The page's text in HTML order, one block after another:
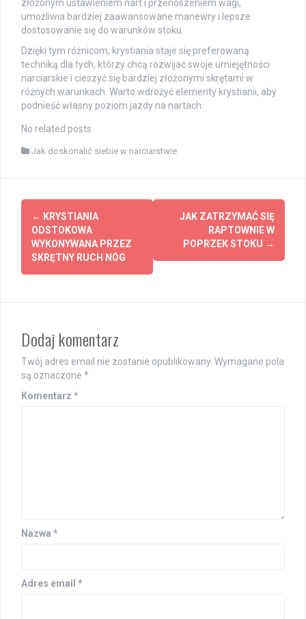
złożonym ustawieniem nart i przenoszeniem wagi,
umożliwia bardziej zaawansowane manewry i lepsze
dostosowanie się do warunków stoku.
Dzięki tym różnicom, krystiania staje się preferowaną
techniką dla tych, którzy chcą rozwijać swoje umiejętności
narciarskie i cieszyć się bardziej złożonymi skrętami w
różnych warunkach. Warto wdrożyć elementy krystianii, aby
podnieść własny poziom jazdy na nartach.
No related posts.
Jak doskonalić siebie w narciarstwie
Post
navigation
← KRYSTIANIA
ODSTOKOWA
WYKONYWANA PRZEZ
SKRĘTNY RUCH NÓG
JAK ZATRZYMAĆ SIĘ
RAPTOWNIE W
POPRZEK STOKU →
Dodaj komentarz
Twój adres email nie zostanie opublikowany. Wymagane pola
są oznaczone *
Komentarz *
Nazwa *
Adres email *